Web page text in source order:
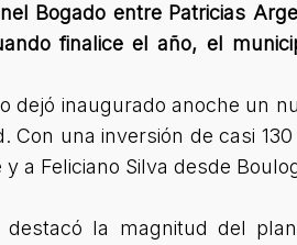
Bogado entre Patricias
finalice el año, el
dejó inaugurado anoche un
Con una inversión de casi
a Feliciano Silva desde
destacó la magnitud del